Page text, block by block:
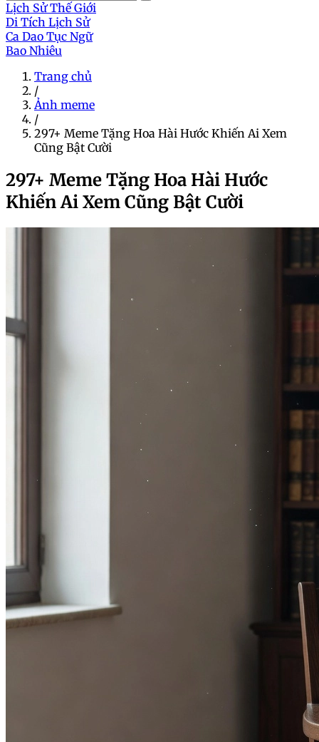
Lịch Sử Thế Giới
Di Tích Lịch Sử
Ca Dao Tục Ngữ
Bao Nhiêu
Trang chủ
/
Ảnh meme
/
297+ Meme Tặng Hoa Hài Hước Khiến Ai Xem
Cũng Bật Cười
297+ Meme Tặng Hoa Hài Hước
Khiến Ai Xem Cũng Bật Cười